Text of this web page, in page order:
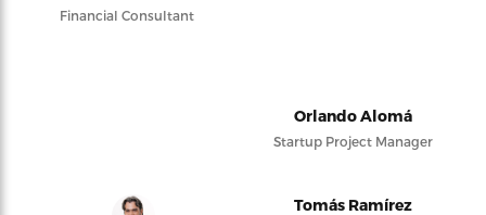
Financial Consultant
Orlando Alomá
Startup Project Manager
Tomás Ramírez